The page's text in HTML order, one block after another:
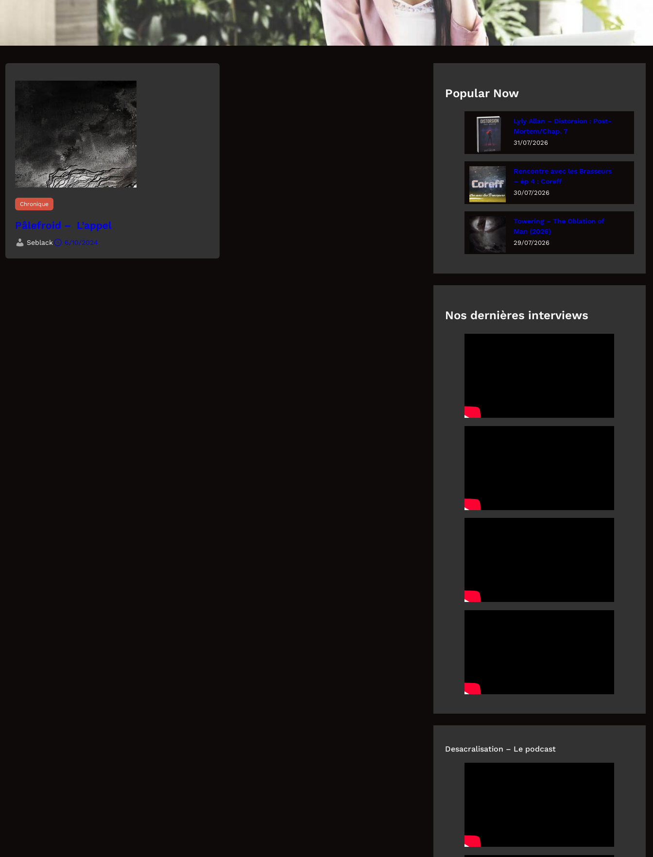
Chronique
Pâlefroid – L’appel
Seblack 6/10/2024
Popular Now
Lyly Allan – Distorsion : Post-
Mortem/Chap. 7
31/07/2026
Rencontre avec les Brasseurs
– ép 4 : Coreff
30/07/2026
Towering – The Oblation of
Man (2026)
29/07/2026
Nos dernières interviews
Desacralisation – Le podcast